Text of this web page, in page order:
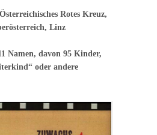
Österreichisches Rotes Kreuz,
Linz
Namen, davon 95 Kinder,
oder andere